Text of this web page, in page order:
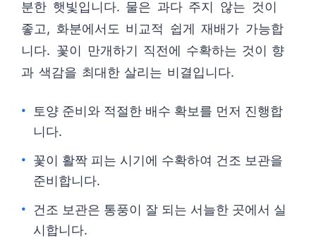
분한 햇빛입니다. 물은 과다 주지 않는 것이
좋고, 화분에서도 비교적 쉽게 재배가 가능합
니다. 꽃이 만개하기 직전에 수확하는 것이 향
과 색감을 최대한 살리는 비결입니다.
토양 준비와 적절한 배수 확보를 먼저 진행합
니다.
꽃이 활짝 피는 시기에 수확하여 건조 보관을
준비합니다.
건조 보관은 통풍이 잘 되는 서늘한 곳에서 실
시합니다.